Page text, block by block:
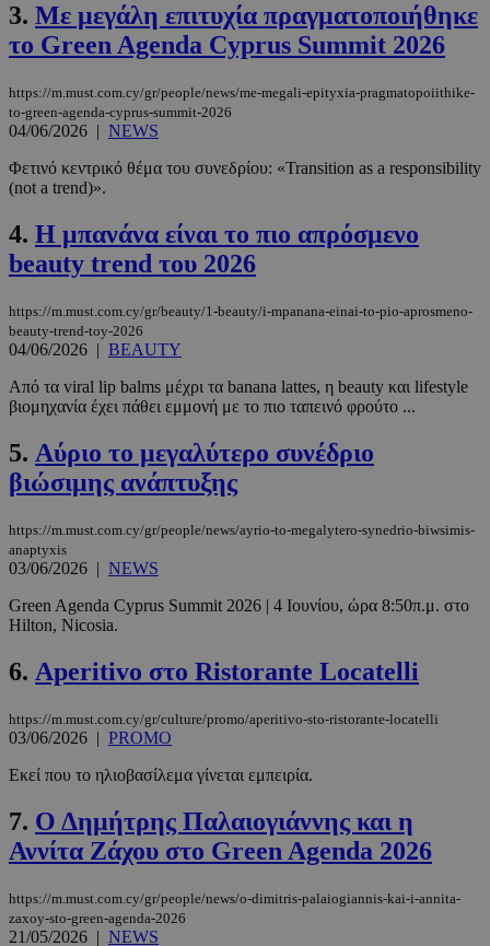
3. Με μεγάλη επιτυχία πραγματοποιήθηκε
το Green Agenda Cyprus Summit 2026
https://m.must.com.cy/gr/people/news/me-megali-epityxia-pragmatopoiithike-
to-green-agenda-cyprus-summit-2026
04/06/2026 | NEWS
Φετινό κεντρικό θέμα του συνεδρίου: «Transition as a responsibility
(not a trend)».
4. Η μπανάνα είναι το πιο απρόσμενο
beauty trend του 2026
https://m.must.com.cy/gr/beauty/1-beauty/i-mpanana-einai-to-pio-aprosmeno-
beauty-trend-toy-2026
04/06/2026 | BEAUTY
Από τα viral lip balms μέχρι τα banana lattes, η beauty και lifestyle
βιομηχανία έχει πάθει εμμονή με το πιο ταπεινό φρούτο ...
5. Αύριο το μεγαλύτερο συνέδριο
βιώσιμης ανάπτυξης
https://m.must.com.cy/gr/people/news/ayrio-to-megalytero-synedrio-biwsimis-
anaptyxis
03/06/2026 | NEWS
Green Agenda Cyprus Summit 2026 | 4 Ιουνίου, ώρα 8:50π.μ. στο
Hilton, Nicosia.
6. Aperitivo στο Ristorante Locatelli
https://m.must.com.cy/gr/culture/promo/aperitivo-sto-ristorante-locatelli
03/06/2026 | PROMO
Εκεί που το ηλιοβασίλεμα γίνεται εμπειρία.
7. Ο Δημήτρης Παλαιογιάννης και η
Αννίτα Ζάχου στο Green Agenda 2026
https://m.must.com.cy/gr/people/news/o-dimitris-palaiogiannis-kai-i-annita-
zaxoy-sto-green-agenda-2026
21/05/2026 | NEWS